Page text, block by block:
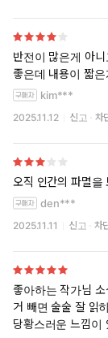
반전이 많은게 아
좋은데 내용이 짧은
kim***
2025.11.12 신고 차
오직 인간의 파멸을
den***
2025.11.11 신고 차
좋아하는 작가님
거 빼면 술술 잘 읽
당황스러운 느낌이